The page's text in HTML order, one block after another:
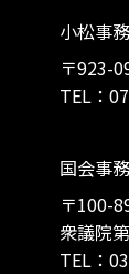
小松事
〒923-
TEL：
国会事
〒100-
衆議院
TEL：